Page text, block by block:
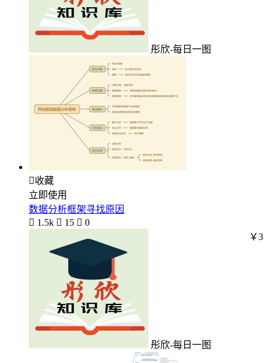
彤欣-每日一图
收藏
立即使用
数据分析框架寻找原因
 1.5k  15  0
彤欣-每日一图
￥3